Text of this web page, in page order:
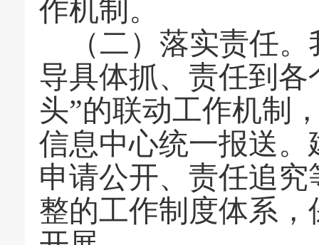
作机制。
（二）落实责任
导具体抓、责任到
头”的联动工作机制
信息中心统一报送
申请公开、责任追
整的工作制度体系